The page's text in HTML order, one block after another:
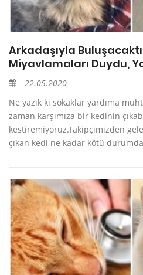
Arkadaşıyla
Miyavlamaları Duydu,
22.05.2020
Ne yazık ki sokaklar yardıma
zaman karşımıza bir kedinin
kestiremiyoruz.Takipçimizden
çıkan kedi ne kadar kötü